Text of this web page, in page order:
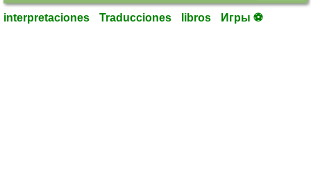
interpretaciones Traducciones libros Игры ⚽